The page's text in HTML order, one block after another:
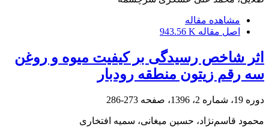
مشاهده مقاله
اصل مقاله 943.56 K
اثر شاخص رسیدگی بر کیفیت میوه و روغن
سه رقم زیتون منطقه رودبار
دوره 19، شماره 2، 1396، صفحه 273-286
محمود قاسم‌نژاد، حسین میغانی، سمیه افتخاری